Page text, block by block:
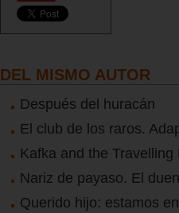
DEL MISMO AUTOR
Después del huracán
El club de los raros.
Kafka and the Travelling
Nariz de payaso. El
Querido hijo: estamos